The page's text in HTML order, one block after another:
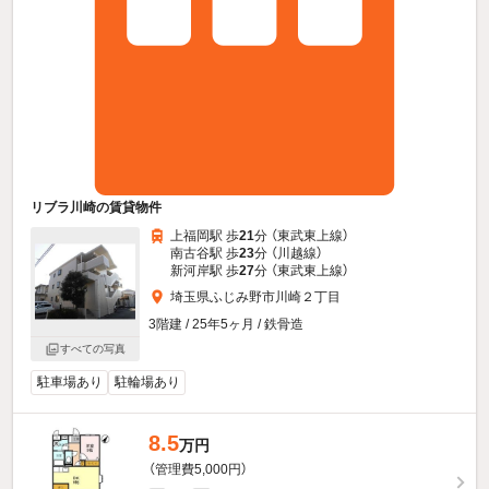
リブラ川崎の賃貸物件
すべての写真
上福岡駅 歩21分 （東武東上線）
南古谷駅 歩23分 （川越線）
新河岸駅 歩27分 （東武東上線）
埼玉県ふじみ野市川崎２丁目
3階建 / 25年5ヶ月 / 鉄骨造
駐車場あり 駐輪場あり
8.5万円
（管理費5,000円）